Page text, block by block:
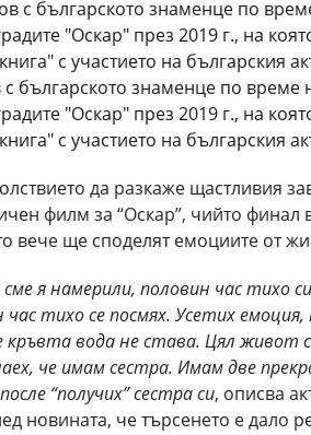
българското знаменце по време
"Оскар" през 2019 г., на
с участието на българския
да разкаже щастливия
филм за “Оскар”, чийто финал
вече ще споделят емоциите от
я намерили, половин час тихо
час тихо се посмях. Усетих
кръвта вода не става. Цял живот
че имам сестра. Имам две
“получих” сестра си, описва
новината, че търсенето е дало